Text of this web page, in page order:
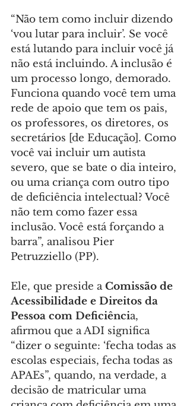
“Não tem como incluir dizendo
‘vou lutar para incluir’. Se você
está lutando para incluir você já
não está incluindo. A inclusão é
um processo longo, demorado.
Funciona quando você tem uma
rede de apoio que tem os pais,
os professores, os diretores, os
secretários [de Educação]. Como
você vai incluir um autista
severo, que se bate o dia inteiro,
ou uma criança com outro tipo
de deficiência intelectual? Você
não tem como fazer essa
inclusão. Você está forçando a
barra”, analisou Pier
Petruzziello (PP).
Ele, que preside a Comissão de
Acessibilidade e Direitos da
Pessoa com Deficiência,
afirmou que a ADI significa
“dizer o seguinte: ‘fecha todas as
escolas especiais, fecha todas as
APAEs”, quando, na verdade, a
decisão de matricular uma